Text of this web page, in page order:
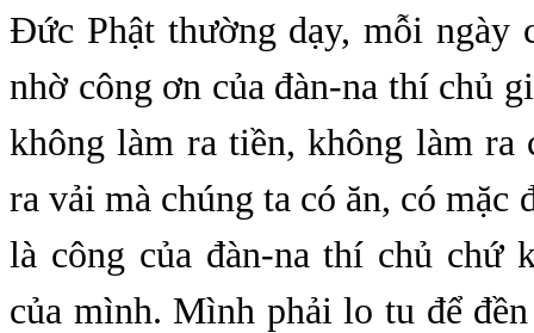
Đức Phật thường dạy, mỗi ngày
nhờ công ơn của đàn-na thí chủ
không làm ra tiền, không làm ra
ra vải mà chúng ta có ăn, có mặc
là công của đàn-na thí chủ chứ
của mình. Mình phải lo tu để